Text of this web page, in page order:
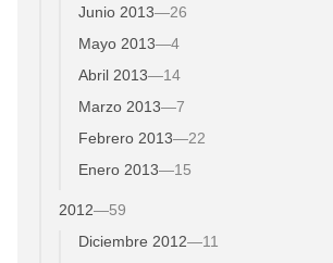
Junio 2013—26
Mayo 2013—4
Abril 2013—14
Marzo 2013—7
Febrero 2013—22
Enero 2013—15
2012—59
Diciembre 2012—11